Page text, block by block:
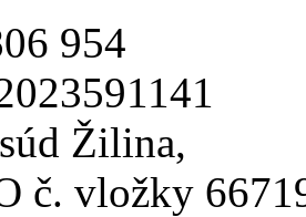
954
Žilina,
č. vložky